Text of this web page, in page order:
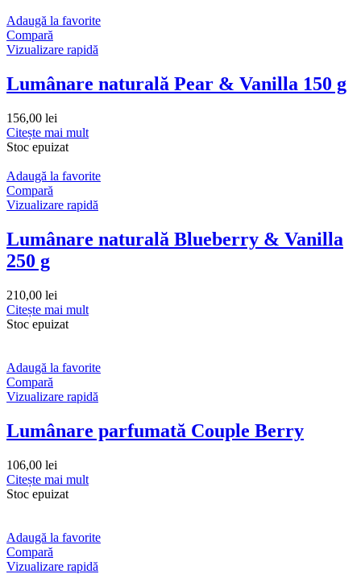
Adaugă la favorite
Compară
Vizualizare rapidă
Lumânare naturală Pear & Vanilla 150 g
156,00 lei
Citește mai mult
Stoc epuizat
Adaugă la favorite
Compară
Vizualizare rapidă
Lumânare naturală Blueberry & Vanilla
250 g
210,00 lei
Citește mai mult
Stoc epuizat
Adaugă la favorite
Compară
Vizualizare rapidă
Lumânare parfumată Couple Berry
106,00 lei
Citește mai mult
Stoc epuizat
Adaugă la favorite
Compară
Vizualizare rapidă